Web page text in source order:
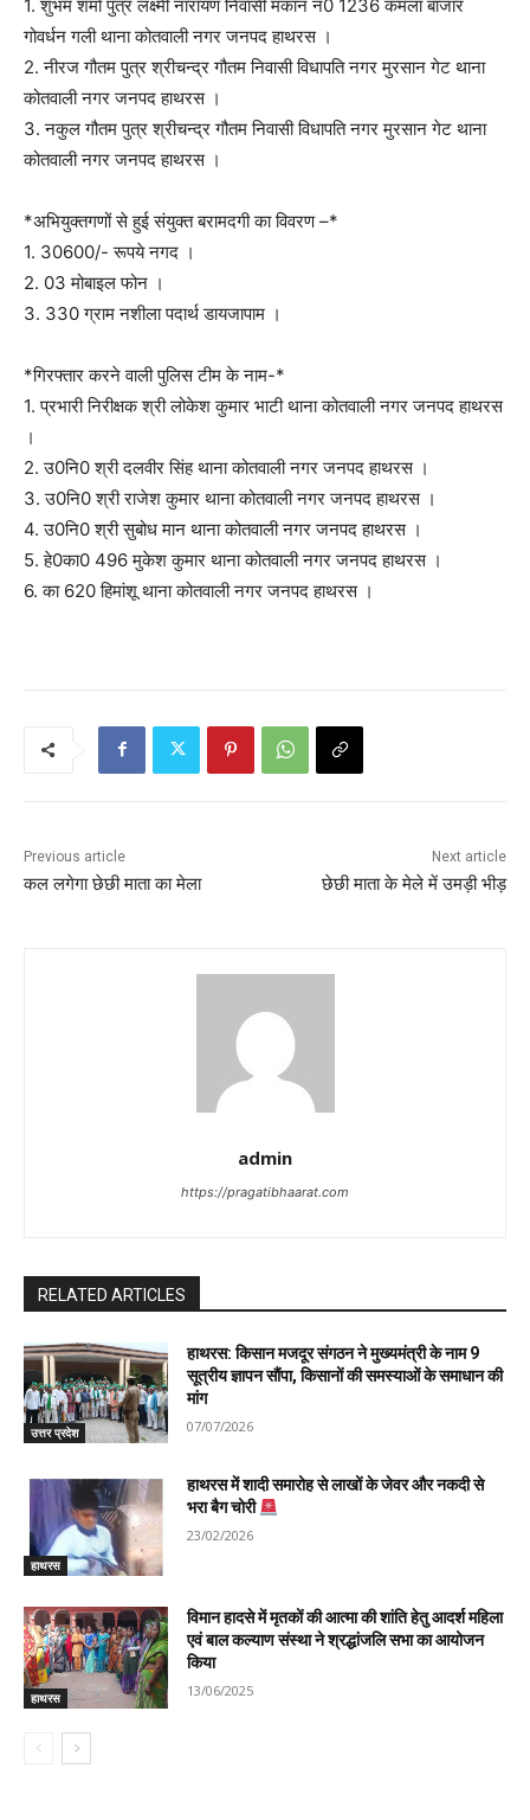
1. शुभम शर्मा पुत्र लक्ष्मी नारायण निवासी मकान नं0 1236 कमला बाजार
गोवर्धन गली थाना कोतवाली नगर जनपद हाथरस ।
2. नीरज गौतम पुत्र श्रीचन्द्र गौतम निवासी विधापति नगर मुरसान गेट थाना
कोतवाली नगर जनपद हाथरस ।
3. नकुल गौतम पुत्र श्रीचन्द्र गौतम निवासी विधापति नगर मुरसान गेट थाना
कोतवाली नगर जनपद हाथरस ।
*अभियुक्तगणों से हुई संयुक्त बरामदगी का विवरण –*
1. 30600/- रूपये नगद ।
2. 03 मोबाइल फोन ।
3. 330 ग्राम नशीला पदार्थ डायजापाम ।
*गिरफ्तार करने वाली पुलिस टीम के नाम-*
1. प्रभारी निरीक्षक श्री लोकेश कुमार भाटी थाना कोतवाली नगर जनपद हाथरस
।
2. उ0नि0 श्री दलवीर सिंह थाना कोतवाली नगर जनपद हाथरस ।
3. उ0नि0 श्री राजेश कुमार थाना कोतवाली नगर जनपद हाथरस ।
4. उ0नि0 श्री सुबोध मान थाना कोतवाली नगर जनपद हाथरस ।
5. हे0का0 496 मुकेश कुमार थाना कोतवाली नगर जनपद हाथरस ।
6. का 620 हिमांशू थाना कोतवाली नगर जनपद हाथरस ।
Previous article
कल लगेगा छेछी माता का मेला
Next article
छेछी माता के मेले में उमड़ी भीड़
admin
https://pragatibhaarat.com
RELATED ARTICLES
उत्तर प्रदेश
हाथरस: किसान मजदूर संगठन ने मुख्यमंत्री के नाम 9
सूत्रीय ज्ञापन सौंपा, किसानों की समस्याओं के समाधान की
मांग
07/07/2026
हाथरस
हाथरस में शादी समारोह से लाखों के जेवर और नकदी से
भरा बैग चोरी
23/02/2026
हाथरस
विमान हादसे में मृतकों की आत्मा की शांति हेतु आदर्श महिला
एवं बाल कल्याण संस्था ने श्रद्धांजलि सभा का आयोजन
किया
13/06/2025